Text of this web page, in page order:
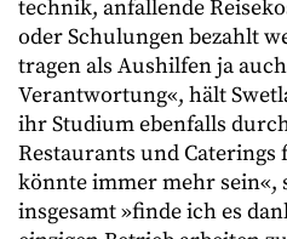
technik, anfallende
oder Schulungen bezahlt
tragen als Aushilfen ja
Verantwortung«, hält
ihr Studium ebenfalls
Restaurants und Caterings
könnte immer mehr sein«,
insgesamt »finde ich es